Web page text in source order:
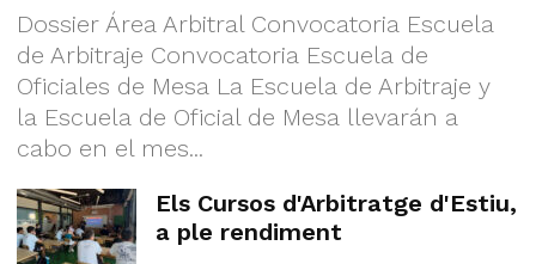
Dossier Área Arbitral Convocatoria Escuela
de Arbitraje Convocatoria Escuela de
Oficiales de Mesa La Escuela de Arbitraje y
la Escuela de Oficial de Mesa llevarán a
cabo en el mes...
Els Cursos d'Arbitratge d'Estiu,
a ple rendiment